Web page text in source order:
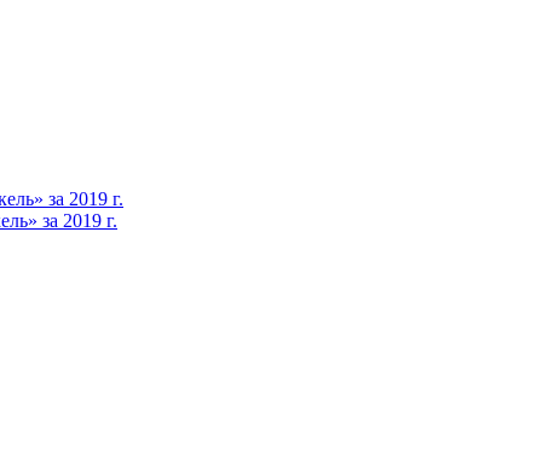
за 2019 г.
за 2019 г.